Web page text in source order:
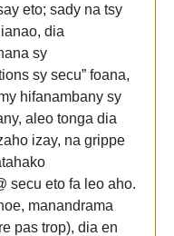
eto; sady na tsy
dia
sy
sy secu” foana,
hifanambany sy
aleo tonga dia
izay, na grippe
secu eto fa leo aho.
manandrama
pas trop), dia en